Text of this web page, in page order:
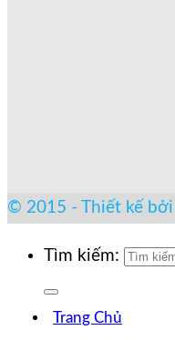
© 2015 - Thiết kế
Tìm kiếm:
Trang Chủ